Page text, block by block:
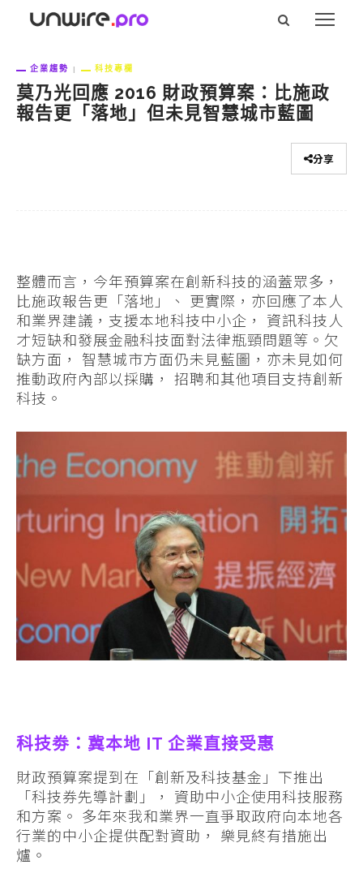
企業趨勢 科技專欄
莫乃光回應 2016 財政預算案：比施政
報告更「落地」但未見智慧城市藍圖
分享
整體而言，今年預算案在創新科技的涵蓋眾多，
比施政報告更「落地」、 更實際，亦回應了本人
和業界建議，支援本地科技中小企， 資訊科技人
才短缺和發展金融科技面對法律瓶頸問題等。欠
缺方面， 智慧城市方面仍未見藍圖，亦未見如何
推動政府內部以採購， 招聘和其他項目支持創新
科技。
科技劵：冀本地 IT 企業直接受惠
財政預算案提到在「創新及科技基金」下推出
「科技券先導計劃」， 資助中小企使用科技服務
和方案。 多年來我和業界一直爭取政府向本地各
行業的中小企提供配對資助， 樂見終有措施出
爐。